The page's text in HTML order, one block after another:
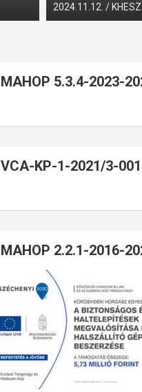
2024.11.12. KHESZ
MAHOP 5.3.4-2023-
VCA-KP-1-2021/3-
MAHOP 2.2.1-2016-